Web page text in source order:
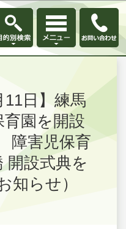
文へ移動
11日】練馬
育園を開設
障害児保育
開設式典を
知らせ）